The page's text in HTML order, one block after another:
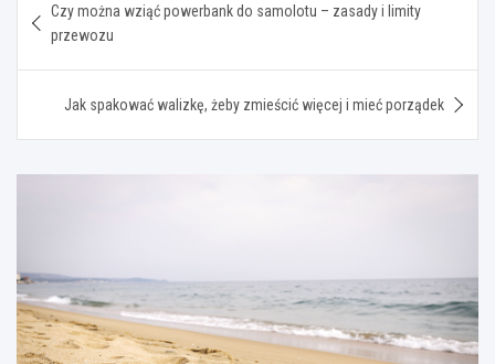
wpisu
Czy można wziąć powerbank do samolotu – zasady i limity
przewozu
Jak spakować walizkę, żeby zmieścić więcej i mieć porządek